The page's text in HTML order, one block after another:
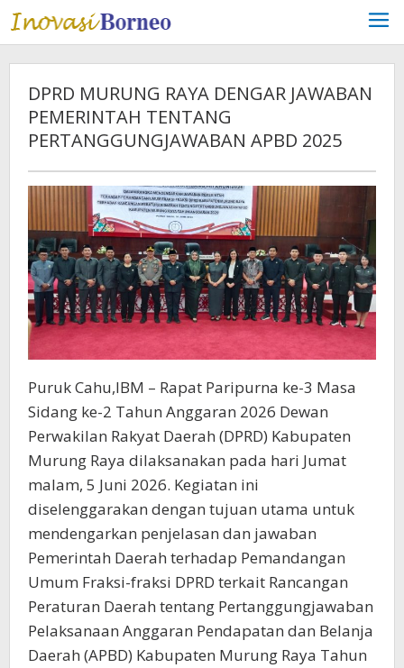
Lewati
ke
konten
DPRD MURUNG RAYA DENGAR JAWABAN
PEMERINTAH TENTANG
PERTANGGUNGJAWABAN APBD 2025
Puruk Cahu,IBM – Rapat Paripurna ke-3 Masa
Sidang ke-2 Tahun Anggaran 2026 Dewan
Perwakilan Rakyat Daerah (DPRD) Kabupaten
Murung Raya dilaksanakan pada hari Jumat
malam, 5 Juni 2026. Kegiatan ini
diselenggarakan dengan tujuan utama untuk
mendengarkan penjelasan dan jawaban
Pemerintah Daerah terhadap Pemandangan
Umum Fraksi-fraksi DPRD terkait Rancangan
Peraturan Daerah tentang Pertanggungjawaban
Pelaksanaan Anggaran Pendapatan dan Belanja
Daerah (APBD) Kabupaten Murung Raya Tahun